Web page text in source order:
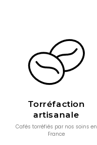
Torréfaction
artisanale
Cafés torréfiés par nos soins en
France